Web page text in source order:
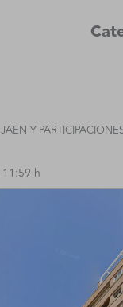
Y
h